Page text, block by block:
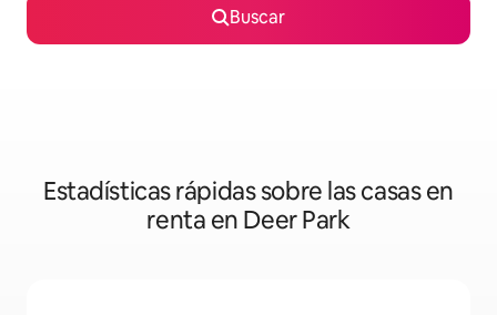
Buscar
Estadísticas rápidas sobre las casas en
renta en Deer Park